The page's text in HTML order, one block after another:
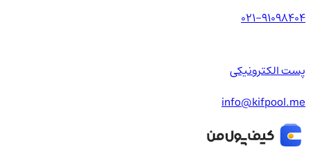
021-91098404
پست الکترونیکی
info@kifpool.me